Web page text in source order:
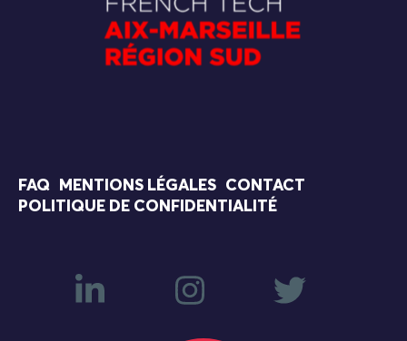
FAQ MENTIONS LÉGALES
CONTACT
POLITIQUE DE CONFIDENTIALITÉ